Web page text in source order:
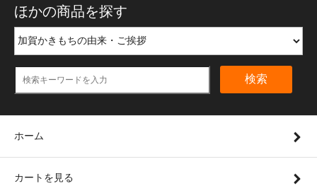
ほかの商品を探す
検索
ホーム
カートを見る